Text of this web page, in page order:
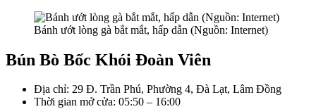
Bánh ướt lòng gà bắt mắt, hấp dẫn (Nguồn: Internet)
Bún Bò Bốc Khói Đoàn Viên
Địa chỉ: 29 Đ. Trần Phú, Phường 4, Đà Lạt, Lâm Đồng
Thời gian mở cửa: 05:50 – 16:00